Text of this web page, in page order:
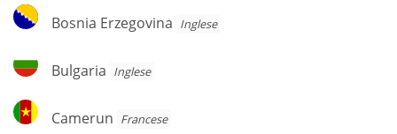
Bosnia
Erzegovina
Bosnia Erzegovina Inglese
Bulgaria
Bulgaria Inglese
Camerun
Camerun Francese